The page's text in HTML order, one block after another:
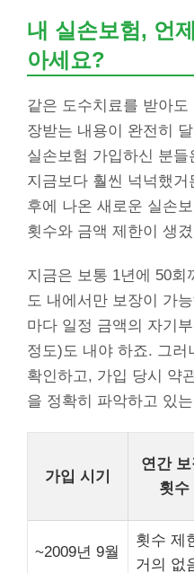
내 실손보험, 언
아세요?
같은 도수치료를 받아
장받는 내용이 완전히
실손보험 가입하신 분
지금보다 훨씬 넉넉했거
후에 나온 새로운 실손
횟수와 금액 제한이 생
지금은 보통 1년에 50
도 내에서만 보장이 가
마다 일정 금액의 자기
정도)도 내야 하죠. 그
확인하고, 가입 당시 약
을 정확히 파악하고 있
가입 시기
연간
횟수
~2009년 9월
횟수 제
거의 없